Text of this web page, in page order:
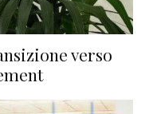
verso